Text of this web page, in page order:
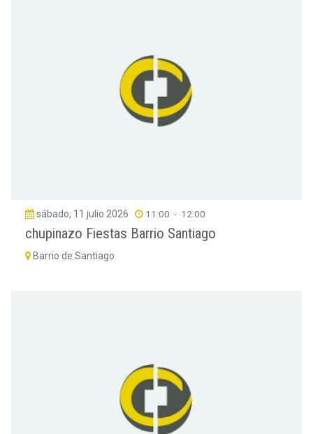
sábado, 11 julio 2026 11:00 - 12:00
chupinazo Fiestas Barrio Santiago
Barrio de Santiago